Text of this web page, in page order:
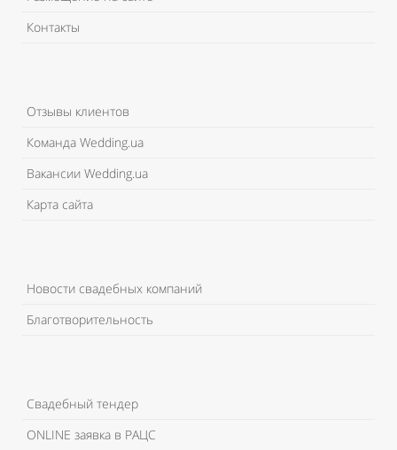
Контакты
Отзывы клиентов
Команда Wedding.ua
Вакансии Wedding.ua
Карта сайта
Новости свадебных компаний
Благотворительность
Свадебный тендер
ONLINE заявка в РАЦС